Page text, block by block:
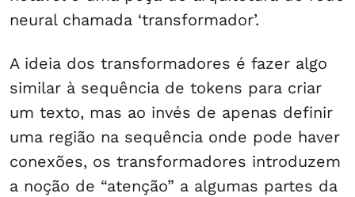
neural chamada ‘transformador’.
A ideia dos transformadores é fazer algo
similar à sequência de tokens para criar
um texto, mas ao invés de apenas definir
uma região na sequência onde pode haver
conexões, os transformadores introduzem
a noção de “atenção” a algumas partes da